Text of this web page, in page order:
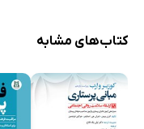
شکم
سیستم تناسلی مردان
حلقه و کانال اینگوئینال
کتاب‌های مشابه